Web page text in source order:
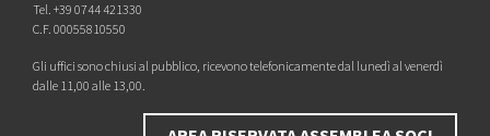
Tel. +39 0744 421330
C.F. 00055810550
Gli uffici sono chiusi al pubblico, ricevono telefonicamente dal lunedì al venerdì
dalle 11,00 alle 13,00.